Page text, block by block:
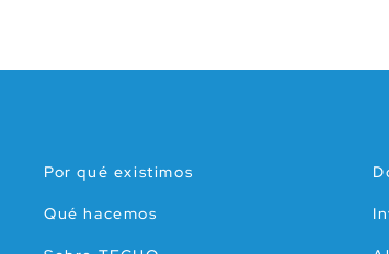
Por qué existimos
Qué hacemos